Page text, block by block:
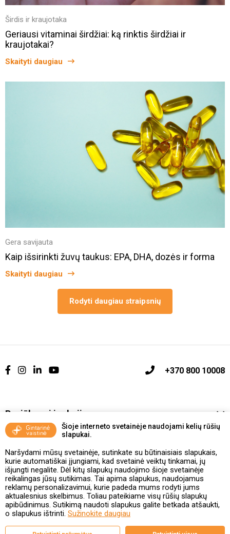
Šioje interneto svetainėje naudojami kelių rūšių
slapukai.
Naršydami mūsų svetainėje, sutinkate su būtinaisiais slapukais,
kurie automatiškai įjungiami, kad svetainė veiktų tinkamai, jų
išjungti negalite. Dėl kitų slapukų naudojimo šioje svetainėje
reikalingas jūsų sutikimas. Tai apima slapukus, naudojamus
reklamų personalizavimui, kurie padeda mums rodyti jums
aktualesnius skelbimus. Toliau pateikiame visų rūšių slapukų
apibūdinimus. Sutikimą naudoti slapukus galite betkada atšaukti,
o slapukus ištrinti. Sužinokite daugiau
Širdis ir kraujotaka
Geriausi vitaminai širdžiai: ką rinktis širdžiai ir
kraujotakai?
Skaityti daugiau
Gera savijauta
Kaip išsirinkti žuvų taukus: EPA, DHA, dozės ir forma
Skaityti daugiau
Rodyti daugiau straipsnių
+370 800 10008
Pasiūlymai ir akcijos
Vakcinavimo tvarka ir taisyklės
Kontaktai ir Karjera
Taisyklės ir politika
Valstybinė vaistų kontrolės tarnyba